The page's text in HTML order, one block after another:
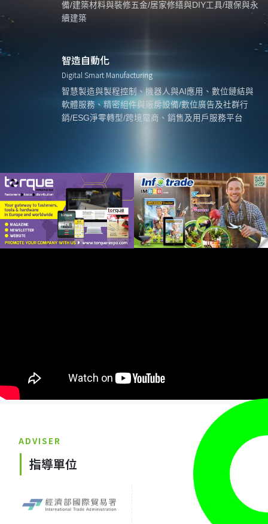
備/建築材料與裝修五金/居家修繕與DIY工具/環保與永
續建築
智造自動化
Digital Smart Manufacturing
智慧製造與製程控制、機器人與AI應用、數位鏈結與
軟體服務、精密組件與廠房設備/數位廣告及社群行
銷/ESG淨零轉型/跨境電商、銷售及用戶服務平台
ADVISER
指導單位